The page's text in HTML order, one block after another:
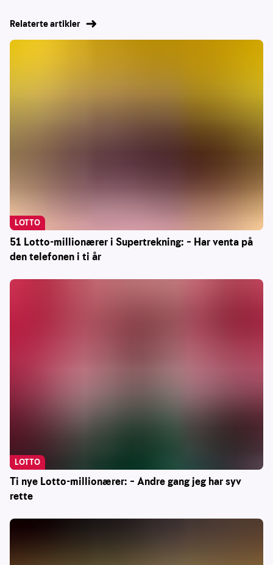
Relaterte artikler
51 Lotto-millionærer i Supertrekning: – Har venta på
den telefonen i ti år
LOTTO
Ti nye Lotto-millionærer: – Andre gang jeg har syv
rette
LOTTO